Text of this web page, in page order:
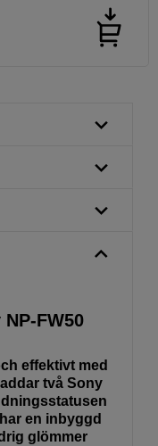
FW50
effektivt med
två Sony
en inbyggd
glömmer